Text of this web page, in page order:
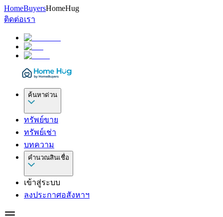
HomeBuyersHomeHug
ติดต่อเรา
ค้นหาด่วน
ทรัพย์ขาย
ทรัพย์เช่า
บทความ
คำนวณสินเชื่อ
เข้าสู่ระบบ
ลงประกาศอสังหาฯ